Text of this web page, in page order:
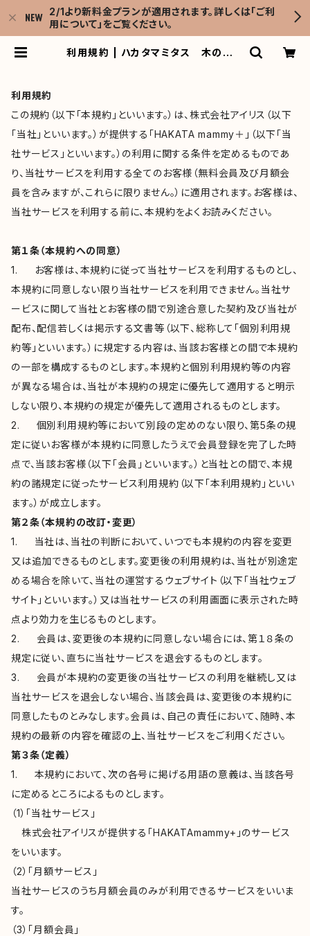
2/1より新料金プランが適用されます。詳しくは「ご利
用について」をご覧ください。
利用規約 | ハカタマミタス 木のおも
利用規約
この規約（以下「本規約」といいます。）は、株式会社アイリス（以下
「当社」といいます。）が提供する「HAKATA mammy＋」（以下「当
社サービス」といいます。）の利用に関する条件を定めるものであ
り、当社サービスを利用する全てのお客様（無料会員及び月額会
員を含みますが、これらに限りません。）に適用されます。お客様は、
当社サービスを利用する前に、本規約をよくお読みください。
第１条（本規約への同意）
1. お客様は、本規約に従って当社サービスを利用するものとし、
本規約に同意しない限り当社サービスを利用できません。当社サ
ービスに関して当社とお客様の間で別途合意した契約及び当社が
配布、配信若しくは掲示する文書等（以下、総称して「個別利用規
約等」といいます。）に規定する内容は、当該お客様との間で本規約
の一部を構成するものとします。本規約と個別利用規約等の内容
が異なる場合は、当社が本規約の規定に優先して適用すると明示
しない限り、本規約の規定が優先して適用されるものとします。
2. 個別利用規約等において別段の定めのない限り、第5条の規
定に従いお客様が本規約に同意したうえで会員登録を完了した時
点で、当該お客様（以下「会員」といいます。）と当社との間で、本規
約の諸規定に従ったサービス利用規約（以下「本利用規約」といい
ます。）が成立します。
第２条（本規約の改訂・変更）
1. 当社は、当社の判断において、いつでも本規約の内容を変更
又は追加できるものとします。変更後の利用規約は、当社が別途定
める場合を除いて、当社の運営するウェブサイト（以下「当社ウェブ
サイト」といいます。）又は当社サービスの利用画面に表示された時
点より効力を生じるものとします。
2. 会員は、変更後の本規約に同意しない場合には、第１８条の
規定に従い、直ちに当社サービスを退会するものとします。
3. 会員が本規約の変更後の当社サービスの利用を継続し又は
当社サービスを退会しない場合、当該会員は、変更後の本規約に
同意したものとみなします。会員は、自己の責任において、随時、本
規約の最新の内容を確認の上、当社サービスをご利用ください。
第３条（定義）
1. 本規約において、次の各号に掲げる用語の意義は、当該各号
に定めるところによるものとします。
（1）「当社サービス」
株式会社アイリスが提供する「HAKATAmammy+」のサービス
をいいます。
（2）「月額サービス」
当社サービスのうち月額会員のみが利用できるサービスをいいま
す。
（3）「月額会員」